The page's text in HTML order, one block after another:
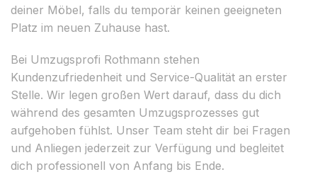
deiner Möbel, falls du temporär keinen geeigneten
Platz im neuen Zuhause hast.
Bei Umzugsprofi Rothmann stehen
Kundenzufriedenheit und Service-Qualität an erster
Stelle. Wir legen großen Wert darauf, dass du dich
während des gesamten Umzugsprozesses gut
aufgehoben fühlst. Unser Team steht dir bei Fragen
und Anliegen jederzeit zur Verfügung und begleitet
dich professionell von Anfang bis Ende.